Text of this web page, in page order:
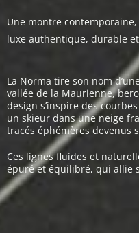
Une montre
luxe authentique, durable
La Norma tire son nom
vallée de la Maurienne,
design s’inspire des
un skieur dans une neige
tracés éphémères devenus
Ces lignes fluides et
épuré et équilibré, qui allie